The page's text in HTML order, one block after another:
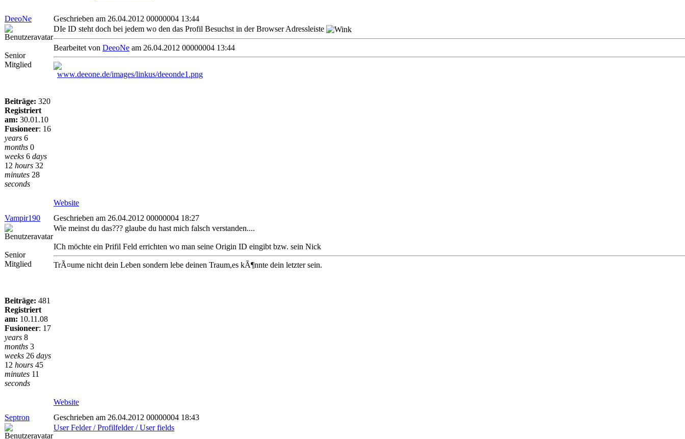
DeeoNe Geschrieben am 26.04.2012 00000004 13:44
Senior
Mitglied
Beiträge: 320
Registriert
am: 30.01.10
Fusioneer: 16
years 6
months 0
weeks 6 days
12 hours 32
minutes 28
seconds
DIe ID steht doch bei jedem wo den das Profil Besuchst in der Browser Adressleiste
Bearbeitet von DeeoNe am 26.04.2012 00000004 13:44
Website
Vampir190
Geschrieben am 26.04.2012 00000004 18:27
Senior
Mitglied
Beiträge: 481
Registriert
am: 10.11.08
Fusioneer: 17
years 8
months 3
weeks 26 days
12 hours 45
minutes 11
seconds
Wie meinst du das??? glaube du hast mich falsch verstanden....
ICh möchte ein Prifil Feld errichten wo man seine Origin ID eingibt bzw. sein Nick
TrÃ¤ume nicht dein Leben sondern lebe deinen Traum,es kÃ¶nnte dein letzter sein.
Website
Septron
Geschrieben am 26.04.2012 00000004 18:43
User Felder / Profilfelder / User fields